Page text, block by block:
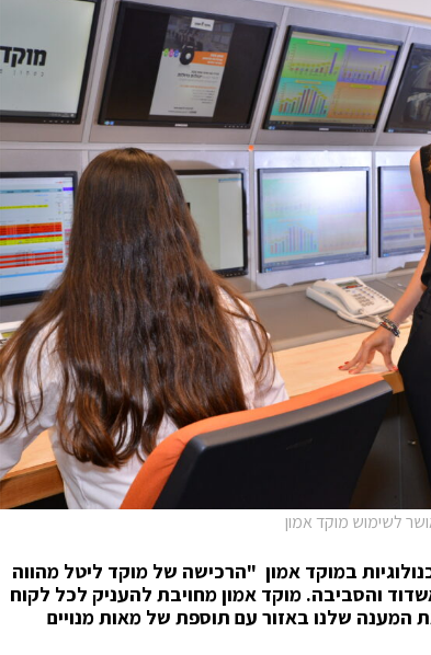
לשימוש מוקד אמון
במוקד אמון "הרכישה של מוקד ליטל מהווה
והסביבה. מוקד אמון מחויבת להעניק לכל לקוח
המענה שלנו באזור עם תוספת של מאות מנויים